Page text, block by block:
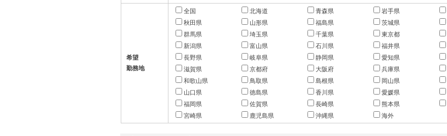
希望
勤務地
全国 北海道 青森県 岩手県
秋田県
山形県 福島県 茨城県
群馬県
埼玉県 千葉県 東京都
新潟県
富山県 石川県 福井県
長野県
岐阜県 静岡県 愛知県
滋賀県
京都府 大阪府 兵庫県
和歌山県
鳥取県 島根県 岡山県
山口県
徳島県 香川県 愛媛県
福岡県
佐賀県 長崎県 熊本県
宮崎県
鹿児島県 沖縄県 海外